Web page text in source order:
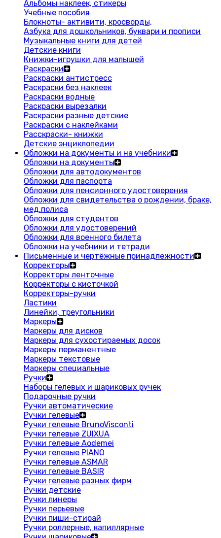
Альбомы наклеек, стикеры
Учебные пособия
Блокноты- активити, кросворды,
Азбука для дошкольников, буквари и прописи
Музыкальные книги для детей
Детские книги
Книжки-игрушки для малышей
Раскраски
Раскраски антистресс
Раскраски без наклеек
Раскраски водные
Раскраски вырезалки
Раскраски разные детские
Раскраски с наклейками
Расскраски- книжки
Детские энциклопедии
Обложки на документы и на учебники
Обложки на документы
Обложки для автодокументов
Обложки для паспорта
Обложки для пенсионного удостоверения
Обложки для свидетельства о рождении, браке,
мед.полиса
Обложки для студентов
Обложки для удостоверений
Обложки для военного билета
Обложки на учебники и тетради
Письменные и чертёжные принадлежности
Корректоры
Корректоры ленточные
Корректоры с кисточкой
Корректоры-ручки
Ластики
Линейки, треугольники
Маркеры
Маркеры для дисков
Маркеры для сухостираемых досок
Маркеры перманентные
Маркеры текстовые
Маркеры специальные
Ручки
Наборы гелевых и шариковых ручек
Подарочные ручки
Ручки автоматические
Ручки гелевые
Ручки гелевые BrunoVisconti
Ручки гелевые ZUIXUA
Ручки гелевые Aodemei
Ручки гелевые PIANO
Ручки гелевые ASMAR
Ручки гелевые BASIR
Ручки гелевые разных фирм
Ручки детские
Ручки линеры
Ручки перьевые
Ручки пиши-стирай
Ручки роллерные, капиллярные